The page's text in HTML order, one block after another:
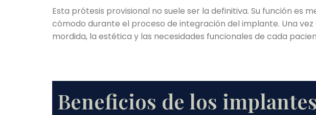
Esta prótesis provisional no suele ser la definitiva. Su función
cómodo durante el proceso de integración del implante. Una
mordida, la estética y las necesidades funcionales de cada
Beneficios de los